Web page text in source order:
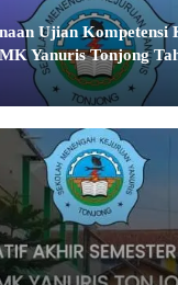
Ujian Kompetensi
Yanuris Tonjong